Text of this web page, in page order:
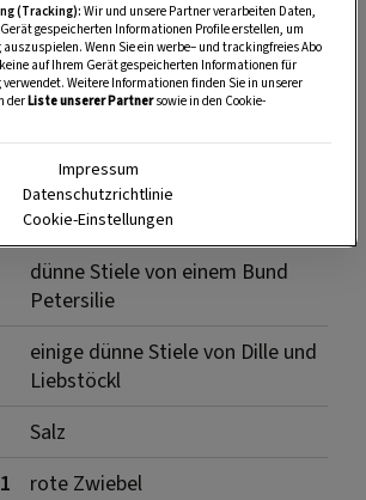
SPEICHERN DRUCKEN
Zutaten
dünne Stiele von einem Bund
Petersilie
einige dünne Stiele von Dille und
Liebstöckl
Salz
1
rote Zwiebel
(Tracking):Wir und unsere Partner verarbeiten Daten,
gespeicherten Informationen Profile erstellen, um
Wenn Sie ein werbe– und trackingfreies Abo
auf Ihrem Gerät gespeicherten Informationen für
Weitere Informationen finden Sie in unserer
derListe unserer Partnersowie in den Cookie-
Impressum
Datenschutzrichtlinie
Cookie-Einstellungen